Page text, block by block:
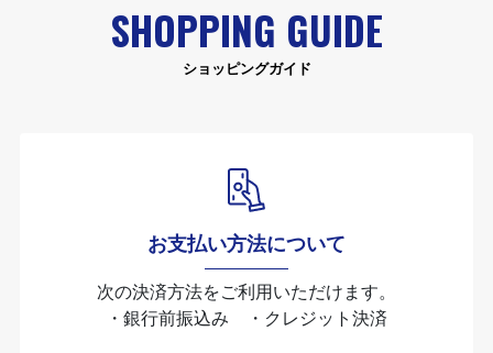
SHOPPING GUIDE
ショッピングガイド
お支払い方法について
次の決済方法をご利用いただけます。
・銀行前振込み ・クレジット決済